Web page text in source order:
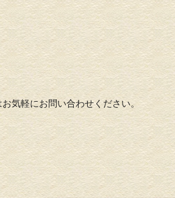
気軽にお問い合わせください。